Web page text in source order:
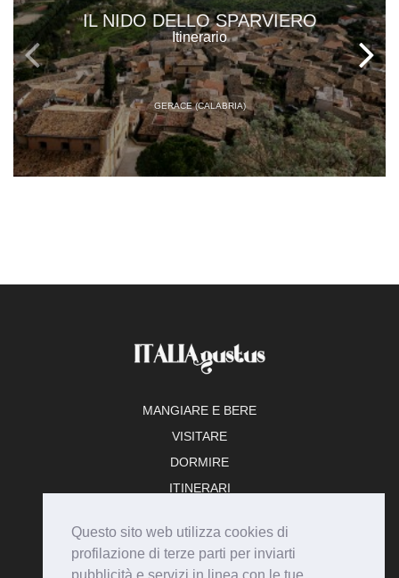
Questo sito web utilizza cookies di
profilazione di terze parti per inviarti
pubblicità e servizi in linea con le tue
IL NIDO DELLO SPARVIERO
Itinerario
GERACE (CALABRIA)
MANGIARE E BERE
VISITARE
DORMIRE
ITINERARI
ADERISCI